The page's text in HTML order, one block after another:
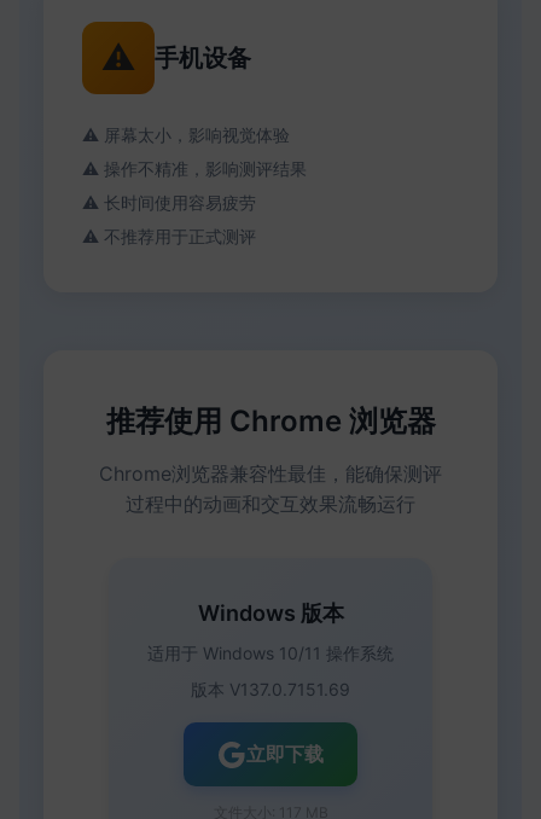
⚠️ 手机设备
⚠️ 屏幕太小，影响视觉体验
⚠️ 操作不精准，影响测评结果
⚠️ 长时间使用容易疲劳
⚠️ 不推荐用于正式测评
推荐使用 Chrome 浏览器
Chrome浏览器兼容性最佳，能确保测评
过程中的动画和交互效果流畅运行
Windows 版本
适用于 Windows 10/11 操作系统
版本 V137.0.7151.69
立即下载
文件大小: 117 MB